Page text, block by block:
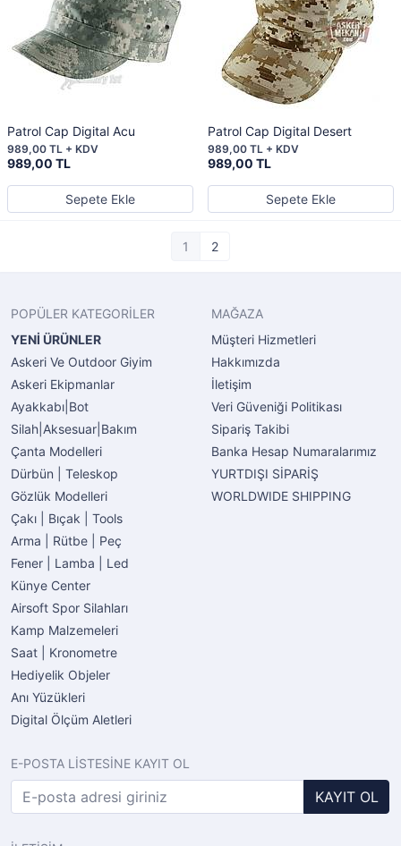
Patrol Cap Digital Acu
989,00 TL
989,00 TL + KDV
Sepete Ekle
Patrol Cap Digital Desert
989,00 TL
989,00 TL + KDV
Sepete Ekle
1 2
POPÜLER KATEGORİLER
YENİ ÜRÜNLER
Askeri Ve Outdoor Giyim
Askeri Ekipmanlar
Ayakkabı|Bot
Silah|Aksesuar|Bakım
Çanta Modelleri
Dürbün | Teleskop
Gözlük Modelleri
Çakı | Bıçak | Tools
Arma | Rütbe | Peç
Fener | Lamba | Led
Künye Center
Airsoft Spor Silahları
Kamp Malzemeleri
Saat | Kronometre
Hediyelik Objeler
Anı Yüzükleri
Digital Ölçüm Aletleri
MAĞAZA
Müşteri Hizmetleri
Hakkımızda
İletişim
Veri Güveniği Politikası
Sipariş Takibi
Banka Hesap Numaralarımız
YURTDIŞI SİPARİŞ
WORLDWIDE SHIPPING
E-POSTA LİSTESİNE KAYIT OL
KAYIT OL